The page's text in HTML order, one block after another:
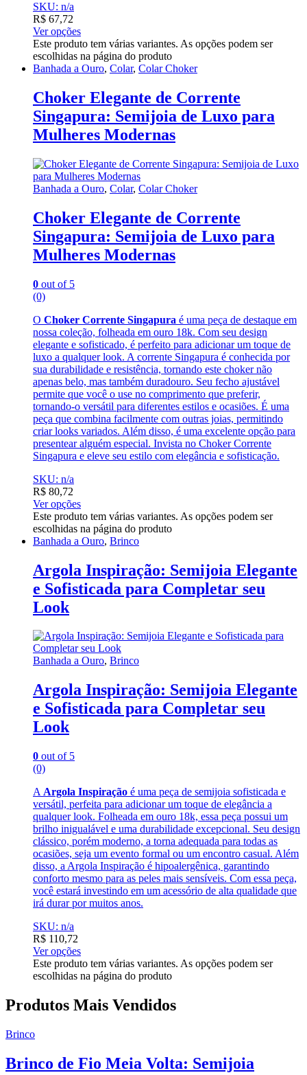
SKU: n/a
R$ 67,72
Ver opções
Este produto tem várias variantes. As opções podem ser
escolhidas na página do produto
Banhada a Ouro, Colar, Colar Choker
Choker Elegante de Corrente
Singapura: Semijoia de Luxo para
Mulheres Modernas
Banhada a Ouro, Colar, Colar Choker
Choker Elegante de Corrente
Singapura: Semijoia de Luxo para
Mulheres Modernas
0 out of 5
(0)
O Choker Corrente Singapura é uma peça de destaque em
nossa coleção, folheada em ouro 18k. Com seu design
elegante e sofisticado, é perfeito para adicionar um toque de
luxo a qualquer look. A corrente Singapura é conhecida por
sua durabilidade e resistência, tornando este choker não
apenas belo, mas também duradouro. Seu fecho ajustável
permite que você o use no comprimento que preferir,
tornando-o versátil para diferentes estilos e ocasiões. É uma
peça que combina facilmente com outras joias, permitindo
criar looks variados. Além disso, é uma excelente opção para
presentear alguém especial. Invista no Choker Corrente
Singapura e eleve seu estilo com elegância e sofisticação.
SKU: n/a
R$ 80,72
Ver opções
Este produto tem várias variantes. As opções podem ser
escolhidas na página do produto
Banhada a Ouro, Brinco
Argola Inspiração: Semijoia Elegante
e Sofisticada para Completar seu
Look
Banhada a Ouro, Brinco
Argola Inspiração: Semijoia Elegante
e Sofisticada para Completar seu
Look
0 out of 5
(0)
A Argola Inspiração é uma peça de semijoia sofisticada e
versátil, perfeita para adicionar um toque de elegância a
qualquer look. Folheada em ouro 18k, essa peça possui um
brilho inigualável e uma durabilidade excepcional. Seu design
clássico, porém moderno, a torna adequada para todas as
ocasiões, seja um evento formal ou um encontro casual. Além
disso, a Argola Inspiração é hipoalergênica, garantindo
conforto mesmo para as peles mais sensíveis. Com essa peça,
você estará investindo em um acessório de alta qualidade que
irá durar por muitos anos.
SKU: n/a
R$ 110,72
Ver opções
Este produto tem várias variantes. As opções podem ser
escolhidas na página do produto
Produtos Mais Vendidos
Brinco
Brinco de Fio Meia Volta: Semijoia